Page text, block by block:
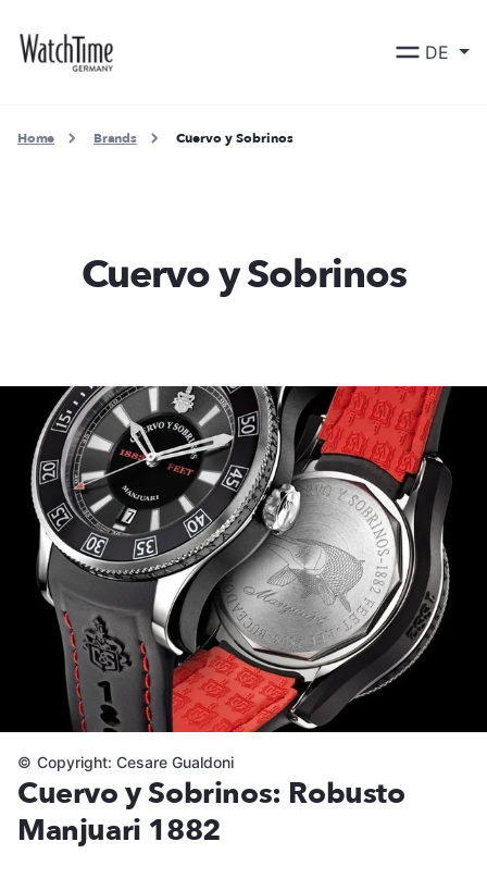
DE
Home Brands Cuervo y Sobrinos
Cuervo y Sobrinos
Cuervo y Sobrinos: Robusto
Manjuari 1882
© Copyright: Cesare Gualdoni